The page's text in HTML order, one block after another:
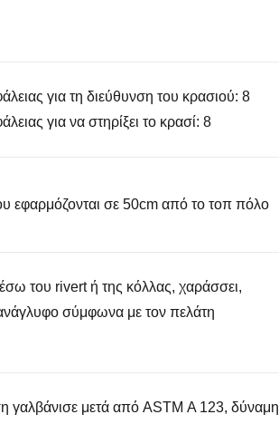
για τη διεύθυνση του κρασιού: 8
για να στηρίξει το κρασί: 8
εφαρμόζονται σε 50cm από το τοπ πόλο
του rivert ή της κόλλας, χαράσσει,
σύμφωνα με τον πελάτη
γαλβάνισε μετά από ASTM Α 123, δύναμη